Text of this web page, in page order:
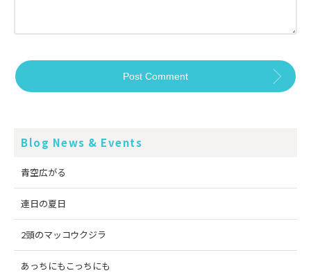
Blog News & Events
青空広がる
連日の夏日
2頭のマッコウクジラ
あっちにもこっちにも